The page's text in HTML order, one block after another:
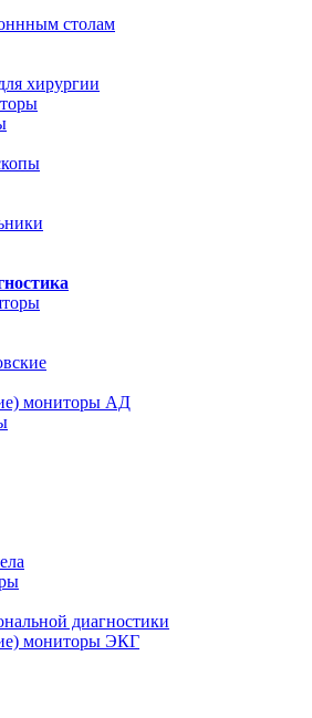
столам
хирургии
мониторы АД
диагностики
мониторы ЭКГ